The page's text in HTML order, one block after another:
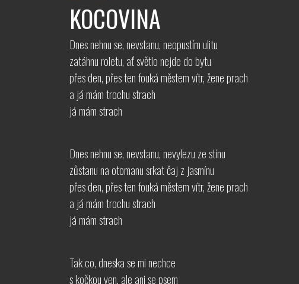
KOCOVINA
Dnes nehnu se, nevstanu, neopustím ulitu
zatáhnu roletu, ať světlo nejde do bytu
přes den, přes ten fouká městem vítr, žene prach
a já mám trochu strach
já mám strach
Dnes nehnu se, nevstanu, nevylezu ze stínu
zůstanu na otomanu srkat čaj z jasmínu
přes den, přes ten fouká městem vítr, žene prach
a já mám trochu strach
já mám strach
Tak co, dneska se mi nechce
s kočkou ven, ale ani se psem